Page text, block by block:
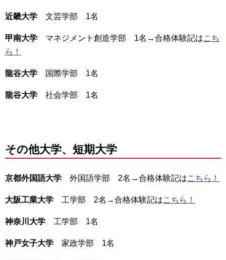
近畿大学 文芸学部 1名
甲南大学 マネジメント創造学部 1名→合格体験記はこち
ら！
龍谷大学 国際学部 1名
龍谷大学 社会学部 1名
その他大学、短期大学
京都外国語大学 外国語学部 2名→合格体験記はこちら！
大阪工業大学 工学部 2名→合格体験記はこちら！
神奈川大学 工学部 1名
神戸女子大学 家政学部 1名